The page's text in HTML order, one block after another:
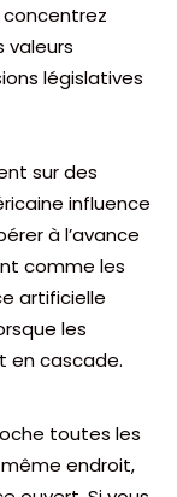
concentrez
valeurs
législatives
sur des
influence
à l’avance
comme les
artificielle
les
en cascade.
toutes les
endroit,